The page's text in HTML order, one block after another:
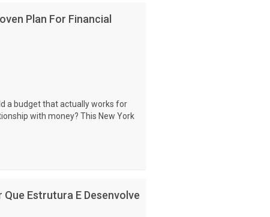
Plan For Financial
a budget that actually works for
with money? This New York
Estrutura E Desenvolve